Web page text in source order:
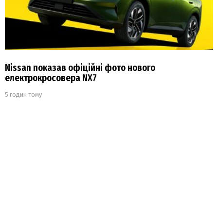
Nissan показав офіційні фото нового
електрокросовера NX7
5 годин тому